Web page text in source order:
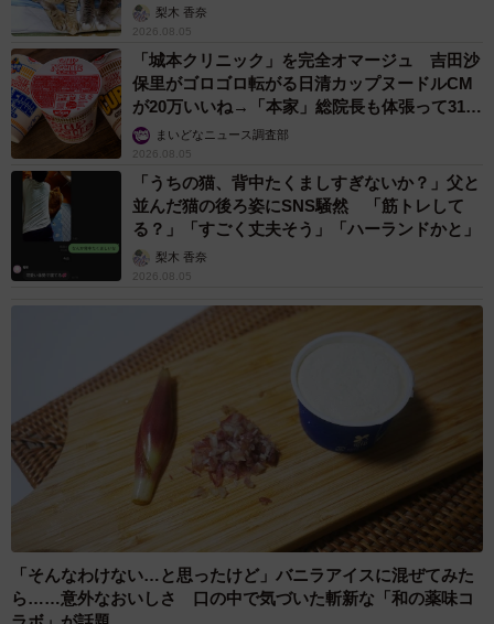
梨木 香奈
2026.08.05
「城本クリニック」を完全オマージュ 吉田沙
保里がゴロゴロ転がる日清カップヌードルCM
が20万いいね→「本家」総院長も体張って31万
いいねまいどなニュース調査部
2026.08.05
「うちの猫、背中たくましすぎないか？」父と
並んだ猫の後ろ姿にSNS騒然 「筋トレして
る？」「すごく丈夫そう」「ハーランドかと」
梨木 香奈
2026.08.05
「そんなわけない…と思ったけど」バニラアイスに混ぜてみた
ら……意外なおいしさ 口の中で気づいた斬新な「和の薬味コ